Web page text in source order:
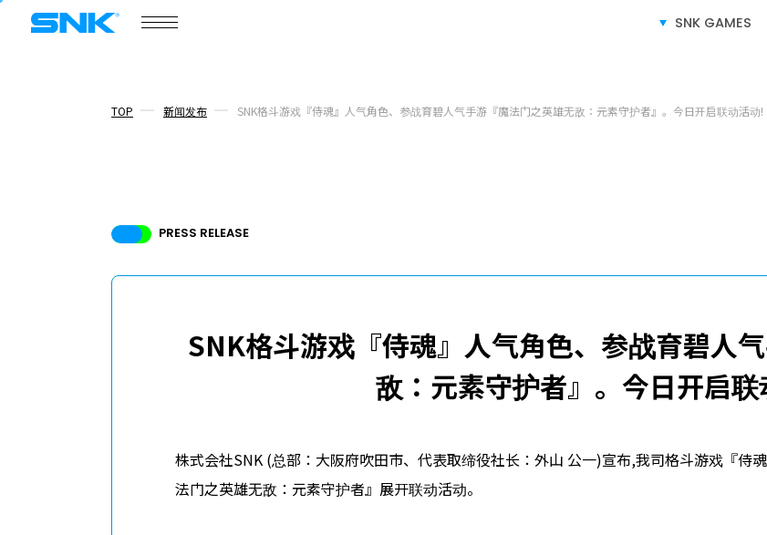
SNK GAMES
游戏资讯
ABOUT 隐私政策
TOP 新闻发布 SNK格斗游戏『侍魂』人气角色、参战育碧人气手游『魔法门之英雄无敌：元素守护者』。今日开启联动活动!
PRESS RELEASE
SNK格斗游戏『侍魂』人气角色、参战育碧人
敌：元素守护者』。今日开启
株式会社SNK (总部：大阪府吹田市、代表取缔役社长：外山 公一)宣布,我司格斗游戏『侍
法门之英雄无敌：元素守护者』展开联动活动。